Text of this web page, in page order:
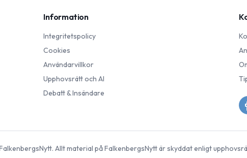
Information
Integritetspolicy
Cookies
Användarvillkor
Upphovsrätt och AI
Debatt & Insändare
. Allt material påFalkenbergsNyttär skyddat enligt